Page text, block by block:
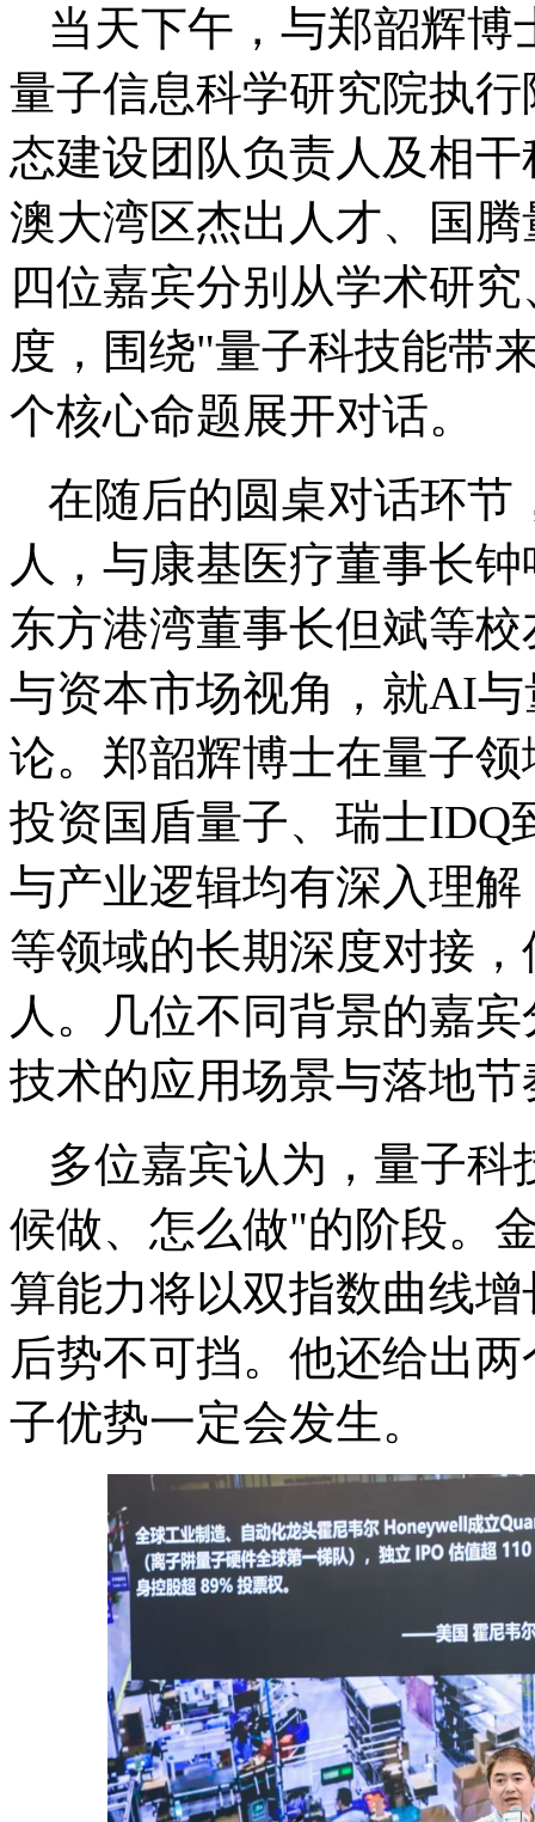
当天下午，与郑韶辉
量子信息科学研究院执
态建设团队负责人及相
澳大湾区杰出人才、国
四位嘉宾分别从学术研
度，围绕"量子科技能带
个核心命题展开对话。
在随后的圆桌对话环节
人，与康基医疗董事长
东方港湾董事长但斌等
与资本市场视角，就AI
论。郑韶辉博士在量子
投资国盾量子、瑞士IDQ
与产业逻辑均有深入理
等领域的长期深度对接
人。几位不同背景的嘉
技术的应用场景与落地
多位嘉宾认为，量子
候做、怎么做"的阶段。
算能力将以双指数曲线
后势不可挡。他还给出
子优势一定会发生。